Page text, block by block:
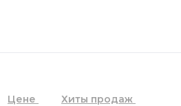
Цене Хиты продаж